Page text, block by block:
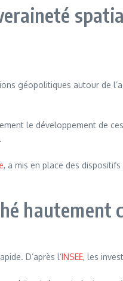
géopolitiques autour de
le développement de
, a mis en place des
hautement
D’après l’INSEE, les